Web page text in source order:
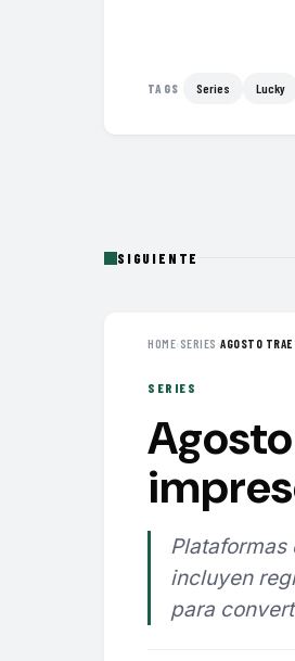
TAGS Series Lucky
SIGUIENTE
HOME› SERIES ›AGOSTO
SERIES
Plataformas
incluyen
para